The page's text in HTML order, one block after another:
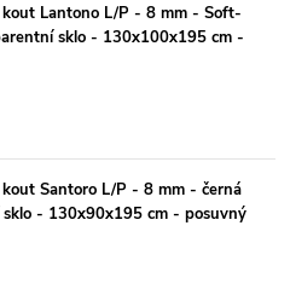
Lantono L/P - 8 mm - Soft-
sklo - 130x100x195 cm -
Santoro L/P - 8 mm - černá
- 130x90x195 cm - posuvný